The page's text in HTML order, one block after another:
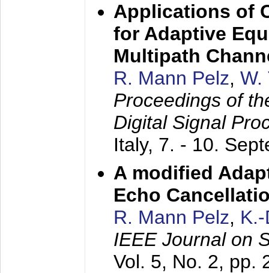
Applications of
for Adaptive
Multipath
R. Mann Pelz, W.
Proceedings of
Digital Signal
Italy, 7. - 10.
A modified
Echo
R. Mann Pelz,
IEEE Journal on
Vol. 5, No. 2, pp.